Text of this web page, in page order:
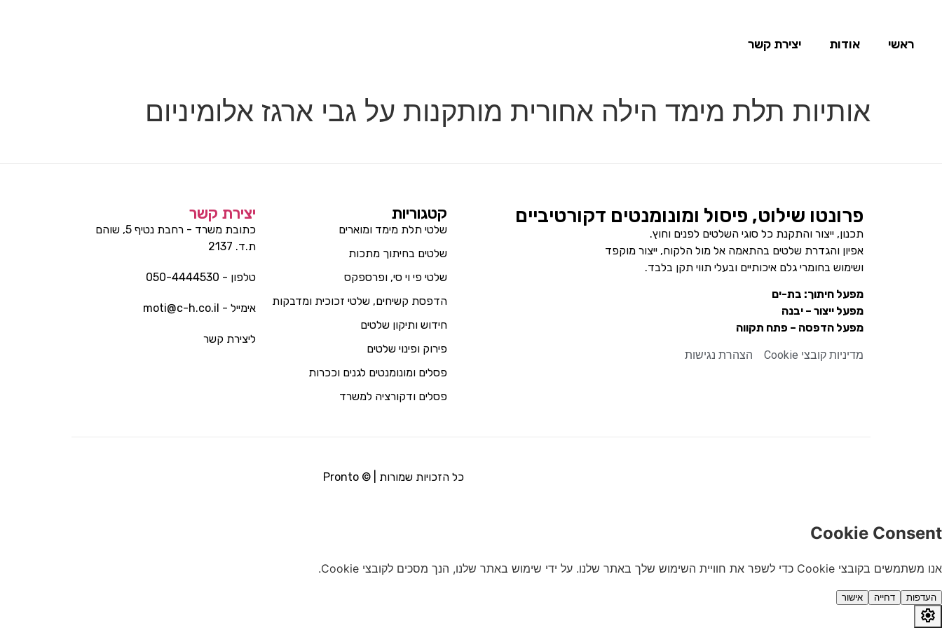
ראשי אודות יצירת קשר
אותיות תלת מימד הילה אחורית מותקנות על גבי ארגז אלומיניום
פרונטו שילוט, פיסול ומונומנטים דקורטיביים
תכנון, ייצור והתקנת כל סוגי השלטים לפנים וחוץ.
אפיון והגדרת שלטים בהתאמה אל מול הלקוח, ייצור מוקפד
ושימוש בחומרי גלם איכותיים ובעלי תווי תקן בלבד.
מפעל חיתוך: בת-ים
מפעל ייצור – יבנה
מפעל הדפסה – פתח תקווה
מדיניות קובצי Cookie הצהרת נגישות
קטגוריות
שלטי תלת מימד ומוארים
שלטים בחיתוך מתכות
שלטי פי וי סי, ופרספקס
הדפסת קשיחים, שלטי זכוכית ומדבקות
חידוש ותיקון שלטים
פירוק ופינוי שלטים
פסלים ומונומנטים לגנים וככרות
פסלים ודקורציה למשרד
יצירת קשר
כתובת משרד - רחבת נטיף 5, שוהם
ת.ד. 2137
טלפון - 050-4444530
אימייל - moti@c-h.co.il
ליצירת קשר
כל הזכויות שמורות | © Pronto